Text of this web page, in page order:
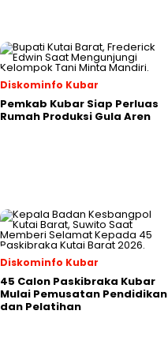
Diskominfo Kubar
Pemkab Kubar Siap Perluas
Rumah Produksi Gula Aren
Diskominfo Kubar
45 Calon Paskibraka Kubar
Mulai Pemusatan Pendidikan
dan Pelatihan